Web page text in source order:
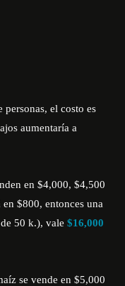
personas, el costo es
aumentaría a
en $4,000, $4,500
$800, entonces una
50 k.), vale $16,000
se vende en $5,000